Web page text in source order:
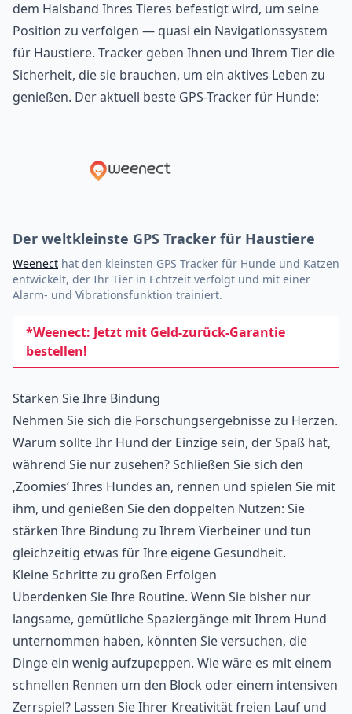
dem Halsband Ihres Tieres befestigt wird, um seine
Position zu verfolgen — quasi ein Navigationssystem
für Haustiere. Tracker geben Ihnen und Ihrem Tier die
Sicherheit, die sie brauchen, um ein aktives Leben zu
genießen. Der aktuell beste GPS-Tracker für Hunde:
Der weltkleinste GPS Tracker für Haustiere
Weenect hat den kleinsten GPS Tracker für Hunde und Katzen
entwickelt, der Ihr Tier in Echtzeit verfolgt und mit einer
Alarm- und Vibrationsfunktion trainiert.
*Weenect: Jetzt mit Geld-zurück-Garantie
bestellen!
Stärken Sie Ihre Bindung
Nehmen Sie sich die Forschungsergebnisse zu Herzen.
Warum sollte Ihr Hund der Einzige sein, der Spaß hat,
während Sie nur zusehen? Schließen Sie sich den
‚Zoomies‘ Ihres Hundes an, rennen und spielen Sie mit
ihm, und genießen Sie den doppelten Nutzen: Sie
stärken Ihre Bindung zu Ihrem Vierbeiner und tun
gleichzeitig etwas für Ihre eigene Gesundheit.
Kleine Schritte zu großen Erfolgen
Überdenken Sie Ihre Routine. Wenn Sie bisher nur
langsame, gemütliche Spaziergänge mit Ihrem Hund
unternommen haben, könnten Sie versuchen, die
Dinge ein wenig aufzupeppen. Wie wäre es mit einem
schnellen Rennen um den Block oder einem intensiven
Zerrspiel? Lassen Sie Ihrer Kreativität freien Lauf und